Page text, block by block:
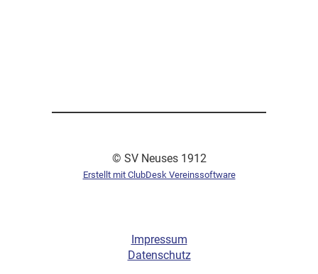
© SV Neuses 1912
Erstellt mit ClubDesk Vereinssoftware
Impressum
Datenschutz